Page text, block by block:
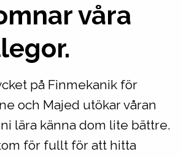
våra
på Finmekanik för
och Majed utökar våran
lära känna dom lite bättre.
för fullt för att hitta